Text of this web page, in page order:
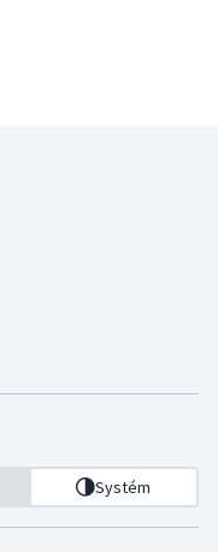
Systém